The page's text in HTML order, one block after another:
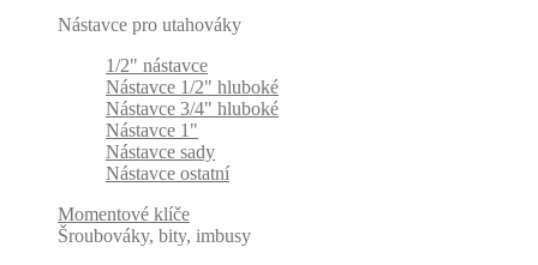
Nástavce pro utahováky
1/2" nástavce
Nástavce 1/2" hluboké
Nástavce 3/4" hluboké
Nástavce 1"
Nástavce sady
Nástavce ostatní
Momentové klíče
Šroubováky, bity, imbusy